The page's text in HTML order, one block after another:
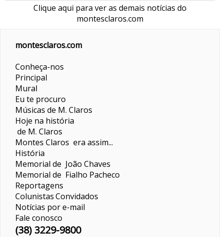
Clique aqui para ver as demais notícias do
montesclaros.com
montesclaros.com
Conheça-nos
Principal
Mural
Eu te procuro
Músicas de M. Claros
Hoje na história
de M. Claros
Montes Claros era assim...
História
Memorial de João Chaves
Memorial de Fialho Pacheco
Reportagens
ColunistasConvidados
Notícias por e-mail
Fale conosco
(38) 3229-9800